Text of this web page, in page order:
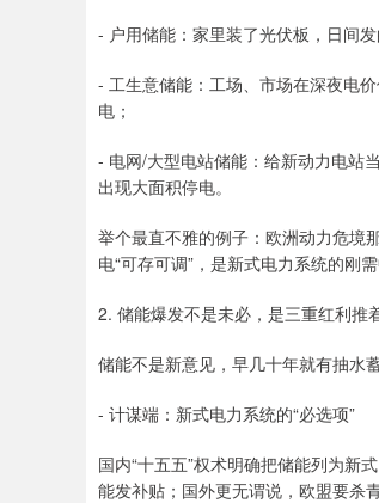
- 户用储能：家里装了光伏板，日间
- 工生意储能：工场、市场在深夜电
电；
- 电网/大型电站储能：给新动力电站
出现大面积停电。
举个最直不雅的例子：欧洲动力危
电“可存可调”，是新式电力系统的刚需
2. 储能爆发不是未必，是三重红利推
储能不是新意见，早几十年就有抽水
- 计谋端：新式电力系统的“必选项”
国内“十五五”权术明确把储能列为新
能发补贴；国外更无谓说，欧盟要杀